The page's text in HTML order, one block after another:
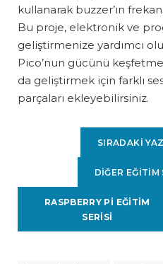
kullanarak buzzer’ın
Bu proje, elektronik ve
geliştirmenize yardımcı
Pico’nun gücünü
da geliştirmek için farklı
parçaları ekleyebilirsiniz.
SIRADAKI
DİĞER EĞİTİM
RASPBERRY Pİ EĞİTİM
SERİSİ